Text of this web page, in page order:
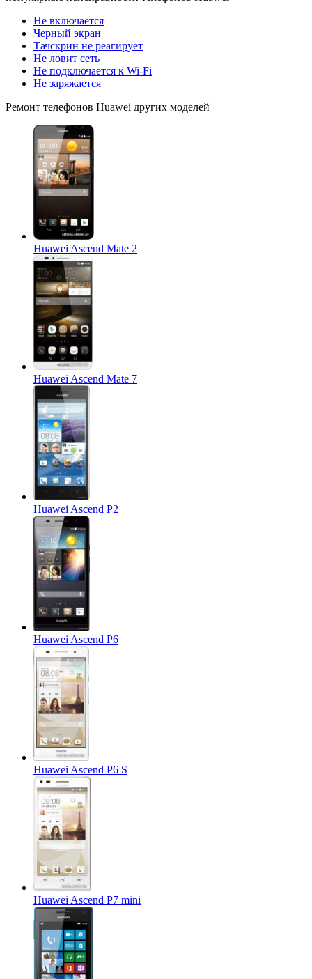
Не включается
Черный экран
Тачскрин не реагирует
Не ловит сеть
Не подключается к Wi-Fi
Не заряжается
Ремонт телефонов Huawei других моделей
Huawei Ascend Mate 2
Huawei Ascend Mate 7
Huawei Ascend P2
Huawei Ascend P6
Huawei Ascend P6 S
Huawei Ascend P7 mini